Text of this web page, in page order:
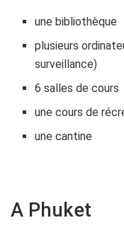
une bibliothèque
plusieurs
surveillance)
6 salles de cours
une cours de
une cantine
A Phuket